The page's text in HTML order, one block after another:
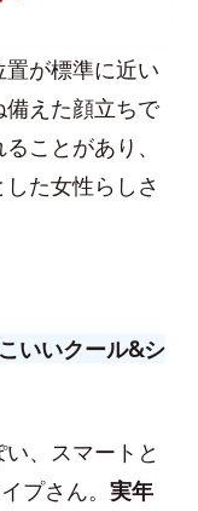
が標準に近い
えた顔立ちで
ことがあり、
た女性らしさ
いいクール&シ
、スマートと
プさん。 実年